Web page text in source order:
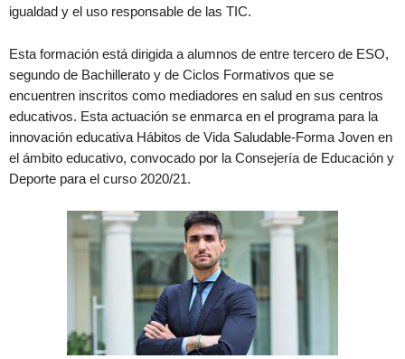
igualdad y el uso responsable de las TIC.
Esta formación está dirigida a alumnos de entre tercero de ESO,
segundo de Bachillerato y de Ciclos Formativos que se
encuentren inscritos como mediadores en salud en sus centros
educativos. Esta actuación se enmarca en el programa para la
innovación educativa Hábitos de Vida Saludable-Forma Joven en
el ámbito educativo, convocado por la Consejería de Educación y
Deporte para el curso 2020/21.